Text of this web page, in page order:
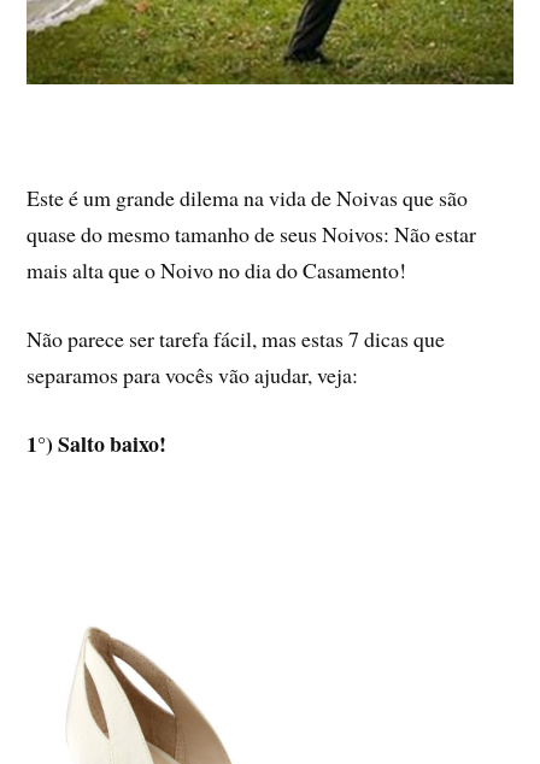
Este é um grande dilema na vida de Noivas que são
quase do mesmo tamanho de seus Noivos: Não estar
mais alta que o Noivo no dia do Casamento!
Não parece ser tarefa fácil, mas estas 7 dicas que
separamos para vocês vão ajudar, veja:
1°) Salto baixo!